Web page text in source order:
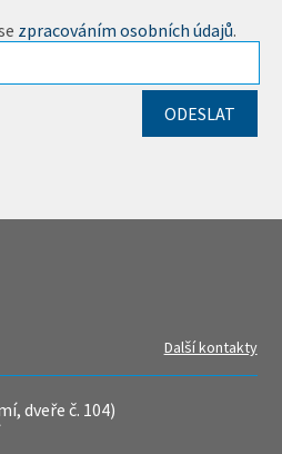
zpracováním osobních údajů.
Další kontakty
dveře č. 104)